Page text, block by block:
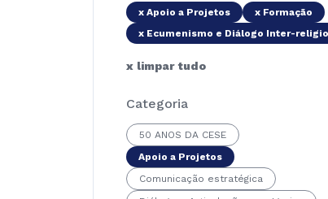
x Apoio a Projetos
x Formação
x Ecumenismo e Diálogo Inter-
x limpar tudo
Categoria
50 ANOS DA CESE
Apoio a Projetos
Comunicação estratégica